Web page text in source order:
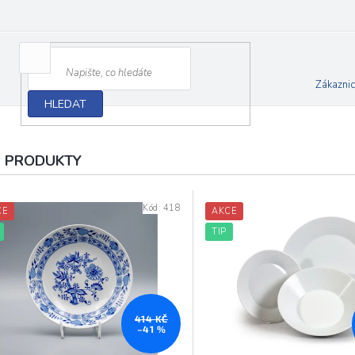
HLEDAT
PRODUKTY
414 KČ
–41 %
Kód: 418
AKCE
TIP